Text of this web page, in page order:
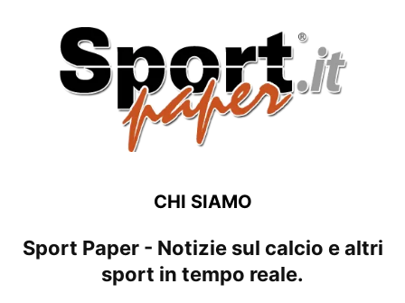
CHI SIAMO
Sport Paper - Notizie sul calcio e altri
sport in tempo reale.